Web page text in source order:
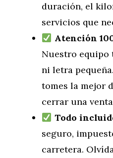
duración, el
servicios que
Atención
Nuestro equipo
ni letra
tomes la mejor
cerrar una
Todo
seguro,
carretera.